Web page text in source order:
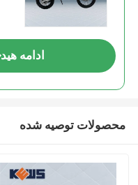
ادامه هید
محصولات توصیه شده